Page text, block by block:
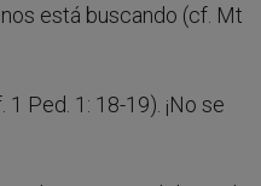
está buscando (cf. Mt
Ped. 1: 18-19). ¡No se